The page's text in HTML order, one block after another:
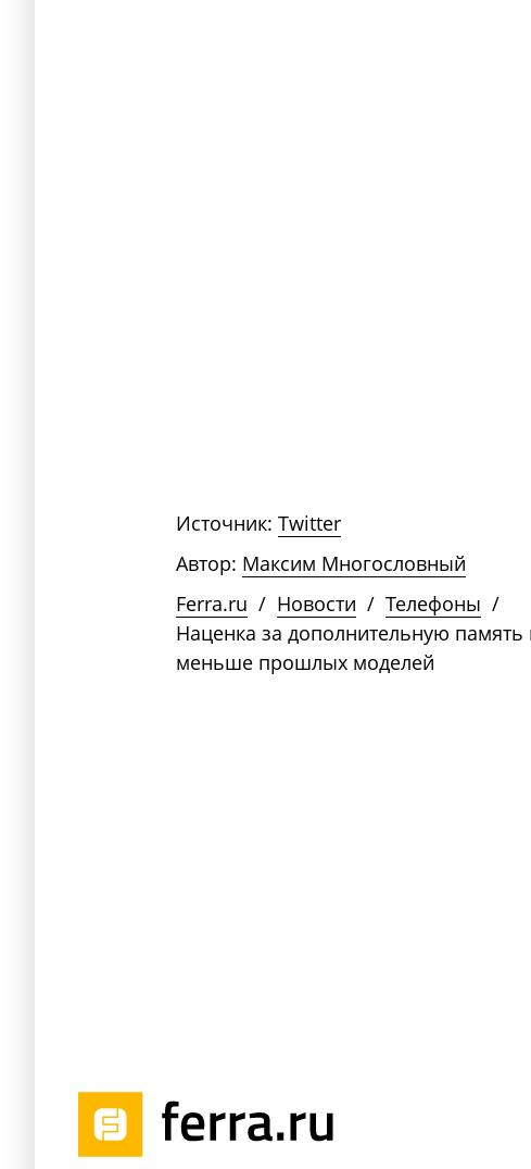
Источник: Twitter
Автор: Максим Многословный
Ferra.ru / Новости / Телефоны /
Наценка за дополнительную память
меньше прошлых моделей